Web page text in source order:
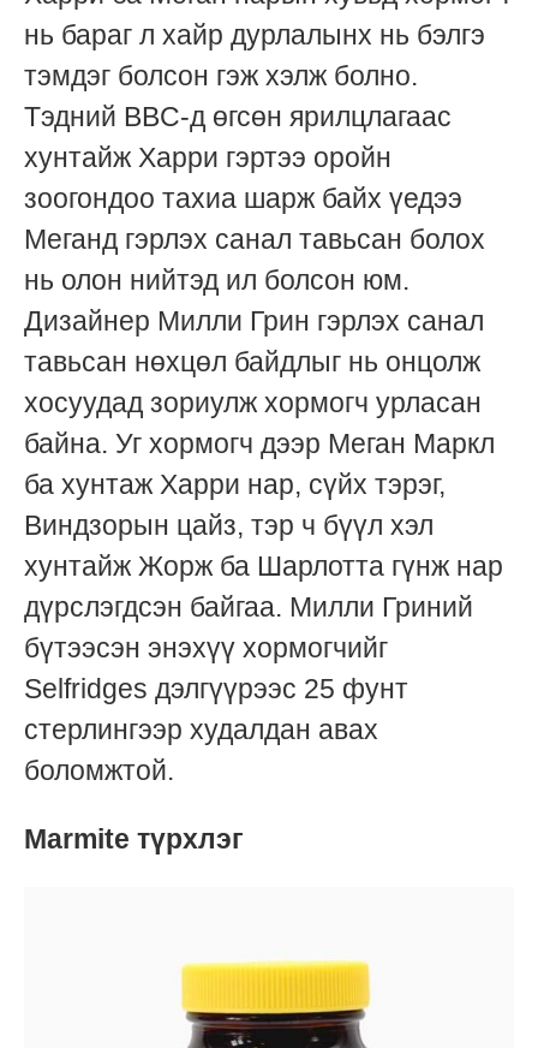
нь бараг л хайр дурлалынх нь бэлгэ
тэмдэг болсон гэж хэлж болно.
Тэдний BBC-д өгсөн ярилцлагаас
хунтайж Харри гэртээ оройн
зоогондоо тахиа шарж байх үедээ
Меганд гэрлэх санал тавьсан болох
нь олон нийтэд ил болсон юм.
Дизайнер Милли Грин гэрлэх санал
тавьсан нөхцөл байдлыг нь онцолж
хосуудад зориулж хормогч урласан
байна. Уг хормогч дээр Меган Маркл
ба хунтаж Харри нар, сүйх тэрэг,
Виндзорын цайз, тэр ч бүүл хэл
хунтайж Жорж ба Шарлотта гүнж нар
дүрслэгдсэн байгаа. Милли Гриний
бүтээсэн энэхүү хормогчийг
Selfridges дэлгүүрээс 25 фунт
стерлингээр худалдан авах
боломжтой.
Marmite түрхлэг